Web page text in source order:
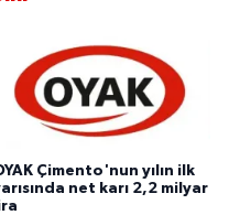
Çimento'nun yılın ilk
net karı 2,2 milyar